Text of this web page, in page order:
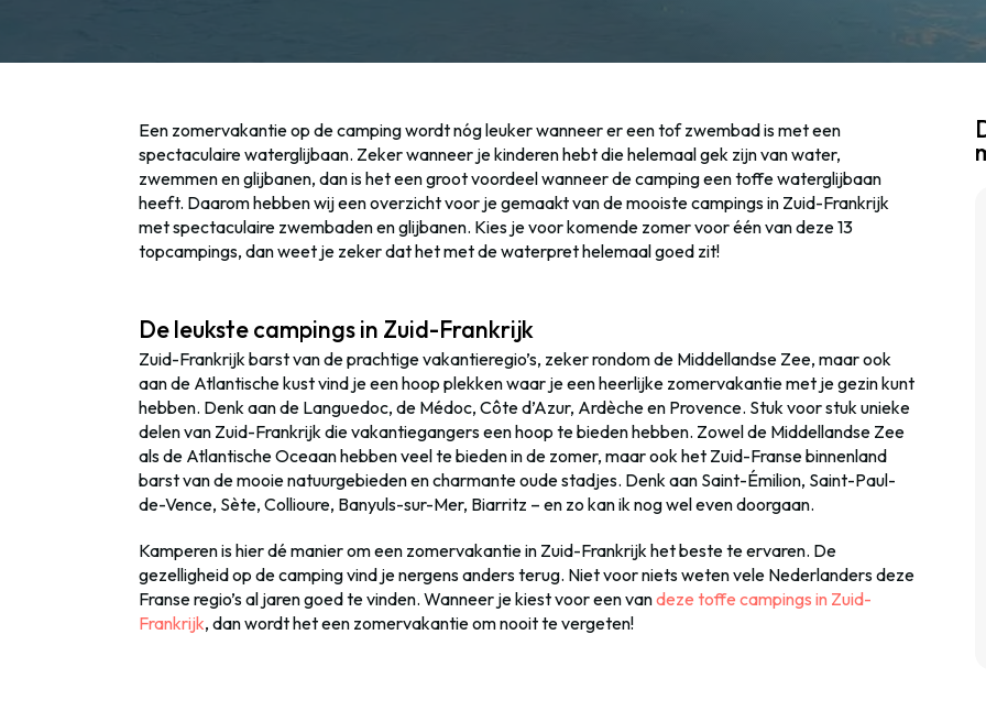
Een zomervakantie op de camping wordt nóg leuker wanneer er een tof zwembad is met een
spectaculaire waterglijbaan. Zeker wanneer je kinderen hebt die helemaal gek zijn van water,
zwemmen en glijbanen, dan is het een groot voordeel wanneer de camping een toffe waterglijbaan
heeft. Daarom hebben wij een overzicht voor je gemaakt van de mooiste campings in Zuid-Frankrijk
met spectaculaire zwembaden en glijbanen. Kies je voor komende zomer voor één van deze 13
topcampings, dan weet je zeker dat het met de waterpret helemaal goed zit!
De leukste campings in Zuid-Frankrijk
Zuid-Frankrijk barst van de prachtige vakantieregio’s, zeker rondom de Middellandse Zee, maar ook
aan de Atlantische kust vind je een hoop plekken waar je een heerlijke zomervakantie met je gezin kunt
hebben. Denk aan de Languedoc, de Médoc, Côte d’Azur, Ardèche en Provence. Stuk voor stuk unieke
delen van Zuid-Frankrijk die vakantiegangers een hoop te bieden hebben. Zowel de Middellandse Zee
als de Atlantische Oceaan hebben veel te bieden in de zomer, maar ook het Zuid-Franse binnenland
barst van de mooie natuurgebieden en charmante oude stadjes. Denk aan Saint-Émilion, Saint-Paul-
de-Vence, Sète, Collioure, Banyuls-sur-Mer, Biarritz – en zo kan ik nog wel even doorgaan.
Kamperen is hier dé manier om een zomervakantie in Zuid-Frankrijk het beste te ervaren. De
gezelligheid op de camping vind je nergens anders terug. Niet voor niets weten vele Nederlanders deze
Franse regio’s al jaren goed te vinden. Wanneer je kiest voor een vandeze toffe campings in Zuid-
Frankrijk, dan wordt het een zomervakantie om nooit te vergeten!